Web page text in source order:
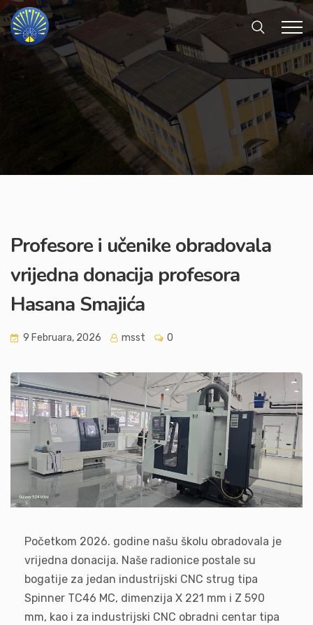
Profesore i učenike obradovala
vrijedna donacija profesora
Hasana Smajića
9 Februara, 2026 msst 0
Početkom 2026. godine našu školu obradovala je
vrijedna donacija. Naše radionice postale su
bogatije za jedan industrijski CNC strug tipa
Spinner TC46 MC, dimenzija X 221 mm i Z 590
mm, kao i za industrijski CNC obradni centar tipa